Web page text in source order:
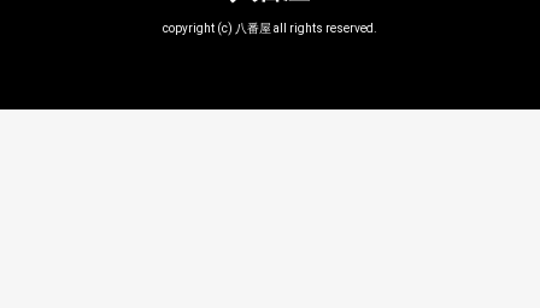
copyright (c) 八番屋 all rights reserved.